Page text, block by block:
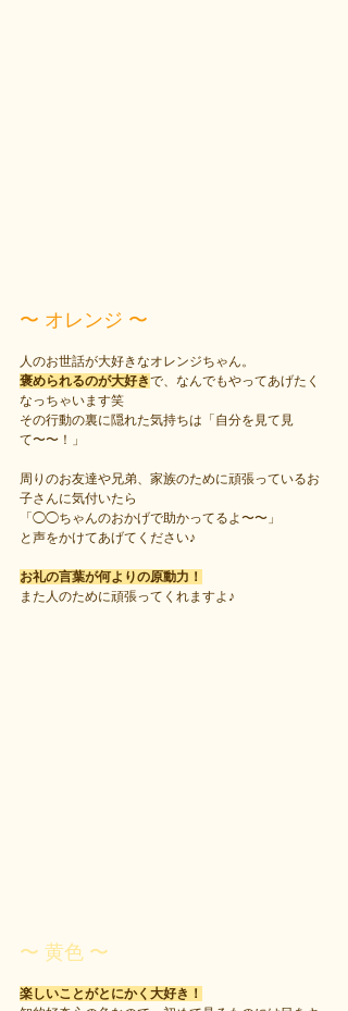
〜 オレンジ 〜
人のお世話が大好きなオレンジちゃん。
褒められるのが大好きで、なんでもやってあげたく
なっちゃいます笑
その行動の裏に隠れた気持ちは「自分を見て見
て〜〜！」
周りのお友達や兄弟、家族のために頑張っているお
子さんに気付いたら
「◯◯ちゃんのおかげで助かってるよ〜〜」
と声をかけてあげてください♪
お礼の言葉が何よりの原動力！
また人のために頑張ってくれますよ♪
〜 黄色 〜
楽しいことがとにかく大好き！